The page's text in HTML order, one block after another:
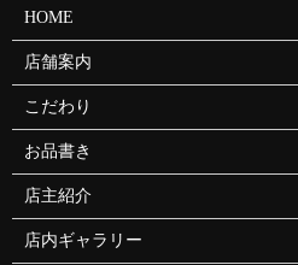
HOME
店舗案内
こだわり
お品書き
店主紹介
店内ギャラリー